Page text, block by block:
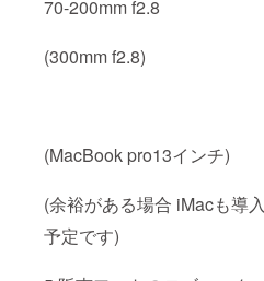
70-200mm f2.8
(300mm f2.8)
(MacBook pro13インチ)
(余裕がある場合 iMacも導入
予定です)